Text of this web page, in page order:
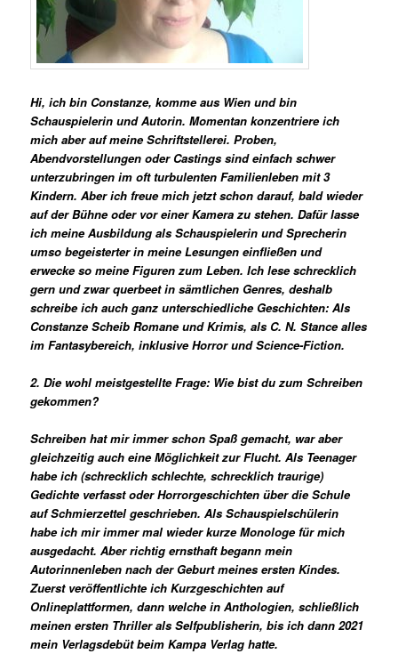
Hi, ich bin Constanze, komme aus Wien und bin
Schauspielerin und Autorin. Momentan konzentriere ich
mich aber auf meine Schriftstellerei. Proben,
Abendvorstellungen oder Castings sind einfach schwer
unterzubringen im oft turbulenten Familienleben mit 3
Kindern. Aber ich freue mich jetzt schon darauf, bald wieder
auf der Bühne oder vor einer Kamera zu stehen. Dafür lasse
ich meine Ausbildung als Schauspielerin und Sprecherin
umso begeisterter in meine Lesungen einfließen und
erwecke so meine Figuren zum Leben. Ich lese schrecklich
gern und zwar querbeet in sämtlichen Genres, deshalb
schreibe ich auch ganz unterschiedliche Geschichten: Als
Constanze Scheib Romane und Krimis, als C. N. Stance alles
im Fantasybereich, inklusive Horror und Science-Fiction.
2. Die wohl meistgestellte Frage: Wie bist du zum Schreiben
gekommen?
Schreiben hat mir immer schon Spaß gemacht, war aber
gleichzeitig auch eine Möglichkeit zur Flucht. Als Teenager
habe ich (schrecklich schlechte, schrecklich traurige)
Gedichte verfasst oder Horrorgeschichten über die Schule
auf Schmierzettel geschrieben. Als Schauspielschülerin
habe ich mir immer mal wieder kurze Monologe für mich
ausgedacht. Aber richtig ernsthaft begann mein
Autorinnenleben nach der Geburt meines ersten Kindes.
Zuerst veröffentlichte ich Kurzgeschichten auf
Onlineplattformen, dann welche in Anthologien, schließlich
meinen ersten Thriller als Selfpublisherin, bis ich dann 2021
mein Verlagsdebüt beim Kampa Verlag hatte.